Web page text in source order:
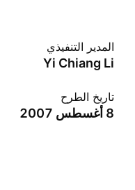
المدير التنفيذي
Yi Chiang Li
تاريخ الطرح
8 أغسطس 2007